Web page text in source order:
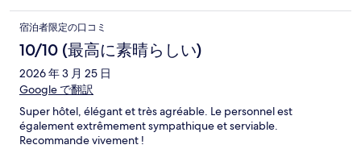
宿泊者限定の口コミ
10/10 (最高に素晴らしい)
2026 年 3 月 25 日
Google で翻訳
Super hôtel, élégant et très agréable. Le personnel est
également extrêmement sympathique et serviable.
Recommande vivement !